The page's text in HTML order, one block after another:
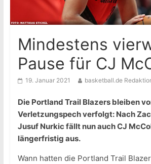
Mindestens
Pause für CJ
19. Januar 2021 basketball.de
Die Portland Trail Blazers bleiben
Verletzungspech verfolgt: Nach
Jusuf Nurkic fällt nun auch CJ
längerfristig aus.
Wann hatten die Portland Trail